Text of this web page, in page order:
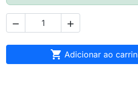
 
 Adicionar ao